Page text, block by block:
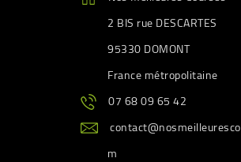
2 BIS rue DESCARTES
95330 DOMONT
France métropolitaine
07 68 09 65 42
m